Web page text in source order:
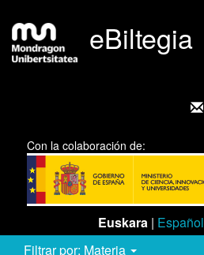
eBiltegia
Con la colaboración de:
Euskara | Español
Filtrar por: Materia